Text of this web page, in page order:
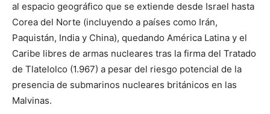
al espacio geográfico que se extiende desde Israel hasta
Corea del Norte (incluyendo a países como Irán,
Paquistán, India y China), quedando América Latina y el
Caribe libres de armas nucleares tras la firma del Tratado
de Tlatelolco (1.967) a pesar del riesgo potencial de la
presencia de submarinos nucleares británicos en las
Malvinas.